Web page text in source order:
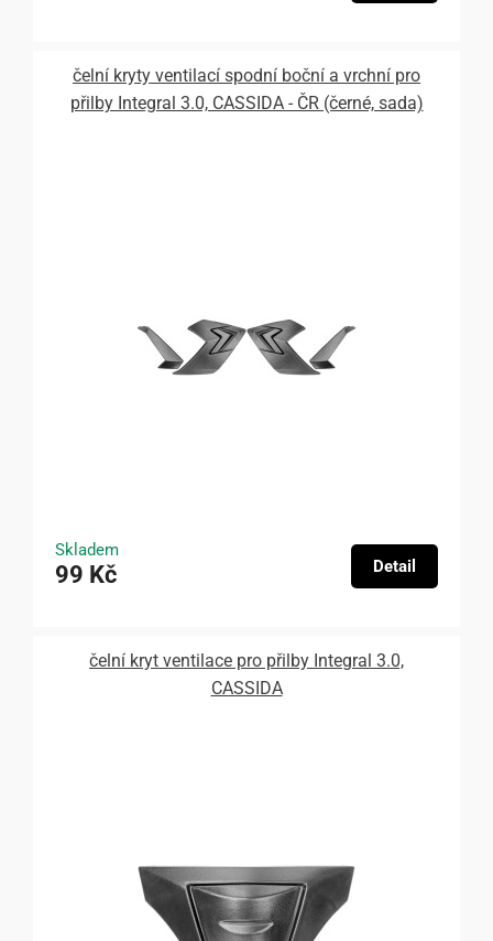
čelní kryty ventilací spodní boční a vrchní pro
přilby Integral 3.0, CASSIDA - ČR (černé, sada)
Skladem
99 Kč Detail
čelní kryt ventilace pro přilby Integral 3.0,
CASSIDA